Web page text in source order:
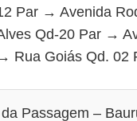
Par → Avenida
Qd-20 Par →
Rua Goiás Qd. 02
Passagem –